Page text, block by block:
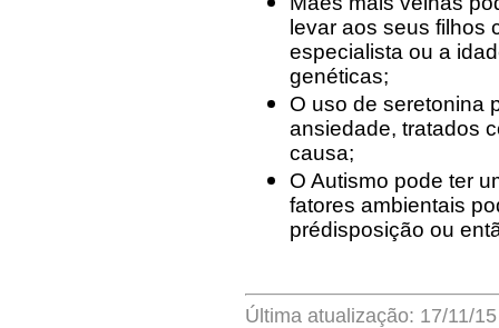
levar aos seus filhos
especialista ou a
genéticas;
O uso de seretonina
ansiedade, tratados
causa;
O Autismo pode ter
fatores ambientais
prédisposição ou
Última atualização: 17/11/15